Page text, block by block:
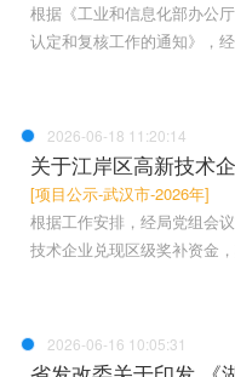
根据《工业和信息化部办公
认定和复核工作的通知》，
2026-06-18 11:20:14
关于江岸区高新技术
[项目公示-武汉市-2026年]
根据工作安排，经局党组会
技术企业兑现区级奖补资金
2026-06-16 10:05:31